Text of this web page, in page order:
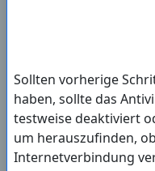
Sollten vorherige
haben, sollte das
testweise deaktiviert
um herauszufinden,
Internetverbindung